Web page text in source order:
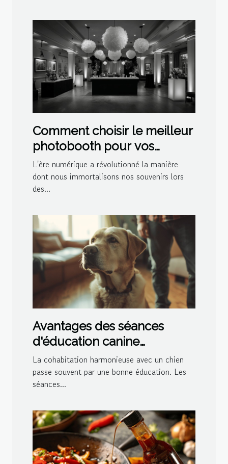
Comment choisir le meilleur
photobooth pour vos
événements spéciaux
L'ère numérique a révolutionné la manière
dont nous immortalisons nos souvenirs lors
des...
Avantages des séances
d'éducation canine
personnalisées à domicile
La cohabitation harmonieuse avec un chien
passe souvent par une bonne éducation. Les
séances...